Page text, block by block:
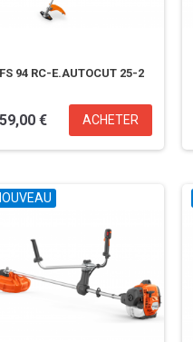
FS 94 RC-E.AUTOCUT 25-2
€ ACHETER